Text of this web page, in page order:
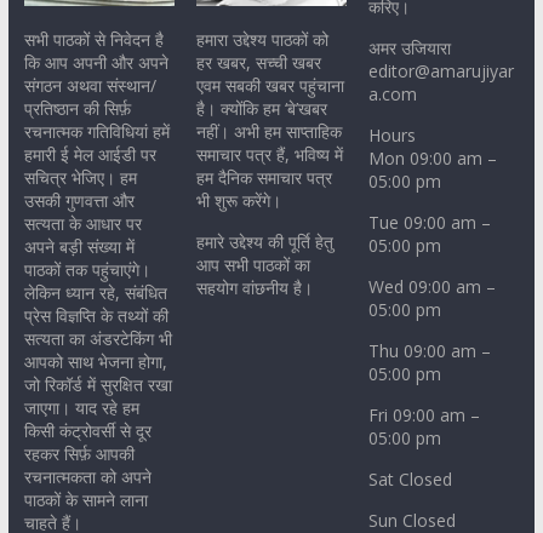
सभी पाठकों से निवेदन है
कि आप अपनी और अपने
संगठन अथवा संस्थान/
प्रतिष्ठान की सिर्फ़
रचनात्मक गतिविधियां हमें
हमारी ई मेल आईडी पर
सचित्र भेजिए। हम
उसकी गुणवत्ता और
सत्यता के आधार पर
अपने बड़ी संख्या में
पाठकों तक पहुंचाएंगे।
लेकिन ध्यान रहे, संबंधित
प्रेस विज्ञप्ति के तथ्यों की
सत्यता का अंडरटेकिंग भी
आपको साथ भेजना होगा,
जो रिकॉर्ड में सुरक्षित रखा
जाएगा। याद रहे हम
किसी कंट्रोवर्सी से दूर
रहकर सिर्फ़ आपकी
रचनात्मकता को अपने
पाठकों के सामने लाना
चाहते हैं।
हमारा उद्देश्य पाठकों को
हर खबर, सच्ची खबर
एवम सबकी खबर पहुंचाना
है। क्योंकि हम ‘बे’खबर
नहीं। अभी हम साप्ताहिक
समाचार पत्र हैं, भविष्य में
हम दैनिक समाचार पत्र
भी शुरू करेंगे।
हमारे उद्देश्य की पूर्ति हेतु
आप सभी पाठकों का
सहयोग वांछनीय है।
करिए।
अमर उजियारा
editor@amarujiyar
a.com
Hours
Mon 09:00 am –
05:00 pm
Tue 09:00 am –
05:00 pm
Wed 09:00 am –
05:00 pm
Thu 09:00 am –
05:00 pm
Fri 09:00 am –
05:00 pm
Sat Closed
Sun Closed